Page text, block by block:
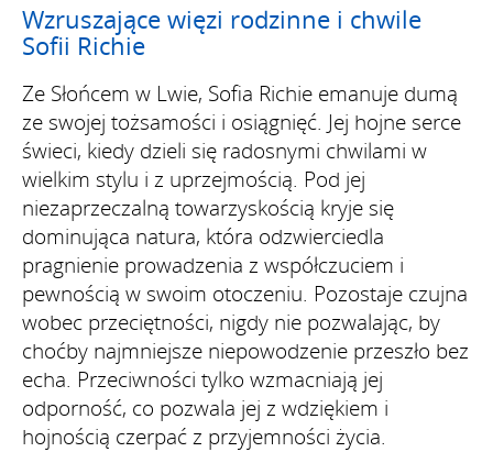
Wzruszające więzi rodzinne i chwile
Sofii Richie
Ze Słońcem w Lwie, Sofia Richie emanuje dumą
ze swojej tożsamości i osiągnięć. Jej hojne serce
świeci, kiedy dzieli się radosnymi chwilami w
wielkim stylu i z uprzejmością. Pod jej
niezaprzeczalną towarzyskością kryje się
dominująca natura, która odzwierciedla
pragnienie prowadzenia z współczuciem i
pewnością w swoim otoczeniu. Pozostaje czujna
wobec przeciętności, nigdy nie pozwalając, by
choćby najmniejsze niepowodzenie przeszło bez
echa. Przeciwności tylko wzmacniają jej
odporność, co pozwala jej z wdziękiem i
hojnością czerpać z przyjemności życia.